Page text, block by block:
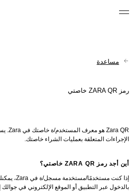
مساعدة
رمز ZARA QR خاصتي
الإجراءات المتعلقة بعمليات الشراء خاصتك.
أين أجد رمز ZARA QR خاصتي؟
بالدخول عبر التطبيق أو الموقع الإلكتروني في